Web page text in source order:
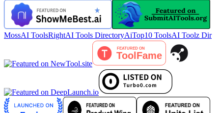
MossAI ToolsRightAI Tools DirectoryAiTop10 ToolsAI Toolz Dir